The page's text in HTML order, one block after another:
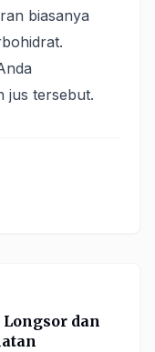
biasanya
jus tersebut.
dan